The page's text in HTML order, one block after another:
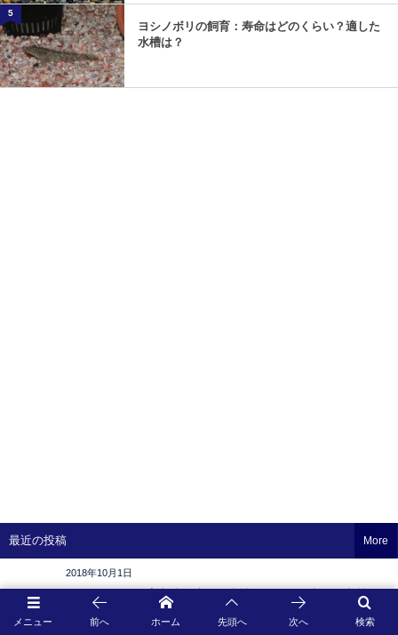
5
ヨシノボリの飼育：寿命はどのくらい？適した
水槽は？
最近の投稿
2018年10月1日
シマガツオの飼育方法：適した水槽は？餌は？水温・水質は？
More
メニュー 検索
前へ ホーム 先頭へ 次へ